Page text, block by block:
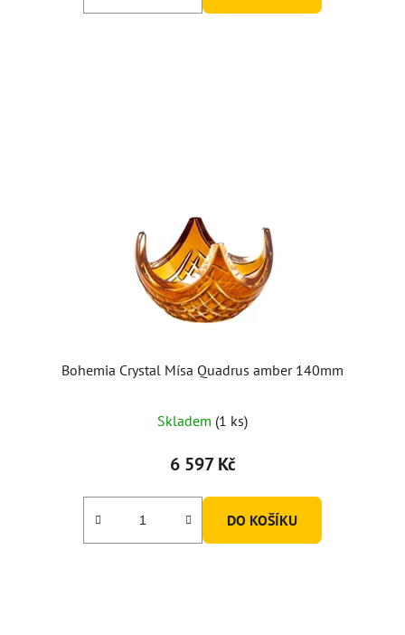
Bohemia Crystal Mísa Quadrus amber 140mm
Skladem (1 ks)
6 597 Kč
DO KOŠÍKU